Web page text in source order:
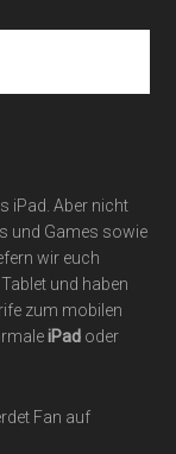
iPad. Aber nicht
und Games sowie
wir euch
und haben
zum mobilen
iPad oder
Fan auf